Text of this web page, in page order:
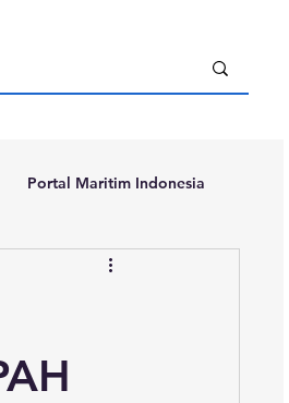
Portal Maritim Indonesia